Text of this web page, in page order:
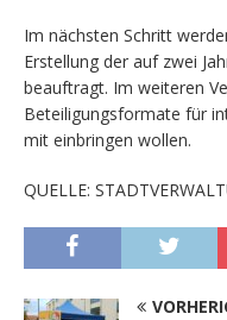
Im nächsten Schritt
Erstellung der auf zwei
beauftragt. Im weiteren
Beteiligungsformate für
mit einbringen wollen.
QUELLE: